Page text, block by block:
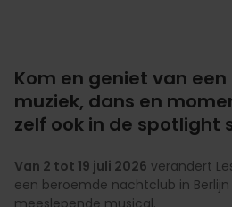
Kom en geniet van
muziek, dans en
zelf ook in de spotlight
Van 2 tot 19 juli 2026 verandert
een beroemde nachtclub in
meeslepende musical.